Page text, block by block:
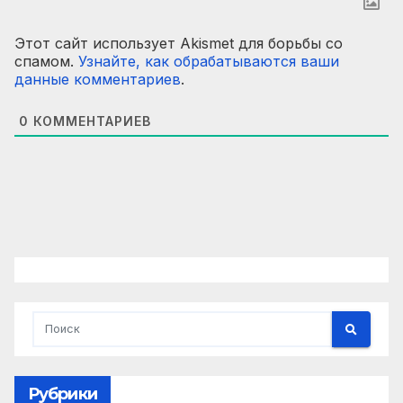
Этот сайт использует Akismet для борьбы со
спамом. Узнайте, как обрабатываются ваши
данные комментариев.
0 КОММЕНТАРИЕВ
Рубрики